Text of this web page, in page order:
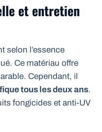
et entretien
selon l’essence
Ce matériau offre
Cependant, il
tous les deux ans.
fongicides et anti-UV